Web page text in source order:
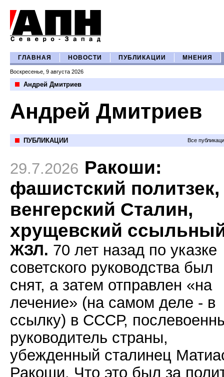
ГЛАВНАЯ НОВОСТИ ПУБЛИКАЦИИ МНЕНИЯ
Воскресенье, 9 августа 2026
Андрей Дмитриев
Андрей Дмитриев
ПУБЛИКАЦИИ Все
29.7.2026 Ракоши:
фашистский политзек,
венгерский Сталин,
хрущевский
ЖЗЛ. 70 лет назад по указке
советского руководства был
снят, а затем отправлен «на
лечение» (на самом деле - в
ссылку) в СССР,
руководитель страны,
убежденный сталинец
Ракоши. Что это был за